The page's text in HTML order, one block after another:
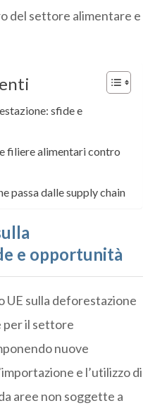
del settore alimentare e
sfide e
filiere alimentari contro
passa dalle supply chain
e opportunità
UE sulla deforestazione
per il settore
nuove
e l’utilizzo di
aree non soggette a